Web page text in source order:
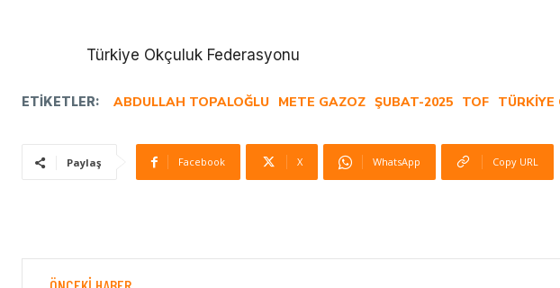
Türkiye Okçuluk Federasyonu
ETIKETLER: ABDULLAH TOPALOĞLU METE GAZOZ ŞUBAT-2025 TOF TÜRKIYE
Paylaş Facebook X WhatsApp Copy URL